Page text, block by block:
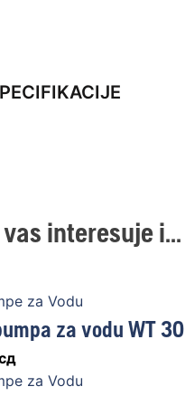
interesuje i...
za Vodu
za vodu WT 30
za Vodu